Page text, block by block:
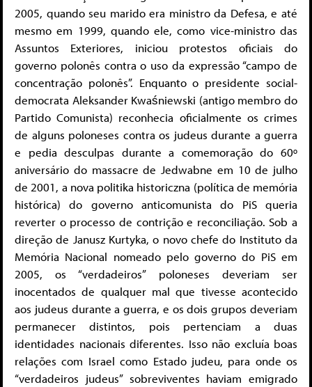
2005, quando seu marido era ministro da Defesa, e até
mesmo em 1999, quando ele, como vice-ministro das
Assuntos Exteriores, iniciou protestos oficiais do
governo polonês contra o uso da expressão “campo de
concentração polonês”. Enquanto o presidente social-
democrata Aleksander Kwaśniewski (antigo membro do
Partido Comunista) reconhecia oficialmente os crimes
de alguns poloneses contra os judeus durante a guerra
e pedia desculpas durante a comemoração do 60º
aniversário do massacre de Jedwabne em 10 de julho
de 2001, a nova politika historiczna (política de memória
histórica) do governo anticomunista do PiS queria
reverter o processo de contrição e reconciliação. Sob a
direção de Janusz Kurtyka, o novo chefe do Instituto da
Memória Nacional nomeado pelo governo do PiS em
2005, os “verdadeiros” poloneses deveriam ser
inocentados de qualquer mal que tivesse acontecido
aos judeus durante a guerra, e os dois grupos deveriam
permanecer distintos, pois pertenciam a duas
identidades nacionais diferentes. Isso não excluía boas
relações com Israel como Estado judeu, para onde os
“verdadeiros judeus” sobreviventes haviam emigrado